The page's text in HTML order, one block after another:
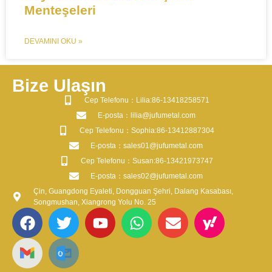
Menteşeleri​​
DEVAMINI OKU »
Bize Ulaşın
​Cep Telefonu：Lilia:86-13418258571
​E-posta​：lilia@jufumetal.com
​Cep Telefonu：Sophia:86-13412887304
​E-posta​：sales01@jufumetal.com
​Cep Telefonu：Susan:86-13421973747
​E-posta​：sales02@jufumetal.com
Çin, Guangdong Eyaleti, Dongguan Şehri, Dalang Kasabası,
Songmushan, Xiangrong Yolu No. 25